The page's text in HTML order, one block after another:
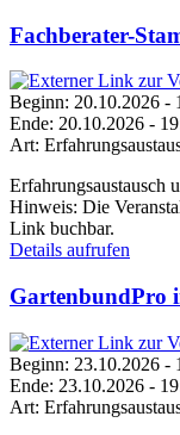
Fachberater-
Beginn: 20.10.2026 -
Ende: 20.10.2026 -
Art:
Erfahrungsaustausch
Hinweis: Die
Link buchbar.
Details aufrufen
GartenbundPro
Beginn: 23.10.2026 -
Ende: 23.10.2026 -
Art: